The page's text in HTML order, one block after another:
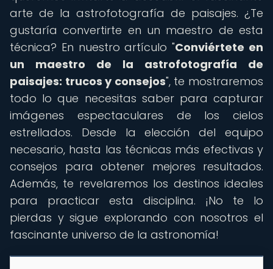
arte de la astrofotografía de paisajes. ¿Te
gustaría convertirte en un maestro de esta
técnica? En nuestro artículo "Conviértete en
un maestro de la astrofotografía de
paisajes: trucos y consejos", te mostraremos
todo lo que necesitas saber para capturar
imágenes espectaculares de los cielos
estrellados. Desde la elección del equipo
necesario, hasta las técnicas más efectivas y
consejos para obtener mejores resultados.
Además, te revelaremos los destinos ideales
para practicar esta disciplina. ¡No te lo
pierdas y sigue explorando con nosotros el
fascinante universo de la astronomía!